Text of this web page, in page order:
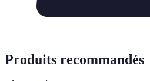
Produits recommandés